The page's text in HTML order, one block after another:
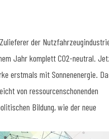
der
Jahr komplett CO2-neutral.
erstmals mit Sonnenenergie.
von ressourcenschonenden
Bildung, wie der neue